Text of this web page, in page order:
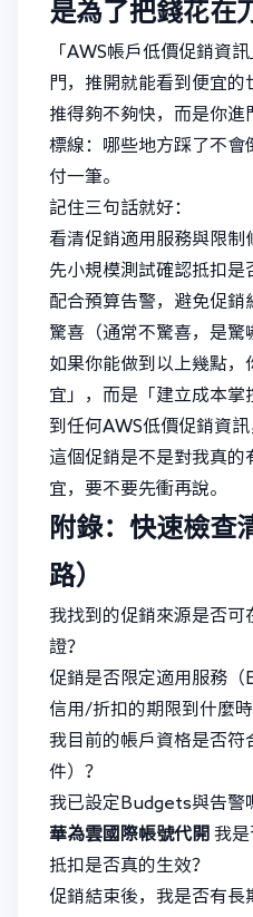
是為了把錢花在
「AWS帳戶低價促銷資
門，推開就能看到便宜
推得夠不夠快，而是你進
標線：哪些地方踩了不會
付一筆。
記住三句話就好：
看清促銷適用服務與限制
先小規模測試確認抵扣是
配合預算告警，避免促銷
驚喜（通常不驚喜，是驚
如果你能做到以上幾點，
宜」，而是「建立成本掌
到任何AWS低價促銷資
這個促銷是不是對我真的
宜，要不要先衝再說。
附錄：快速檢查
路）
我找到的促銷來源是否
證？
促銷是否限定適用服務（
信用/折扣的期限到什麼
我目前的帳戶資格是否
件）？
我已設定Budgets與告警
華為雲國際帳號代開 我
抵扣是否真的生效？
促銷結束後，我是否有長